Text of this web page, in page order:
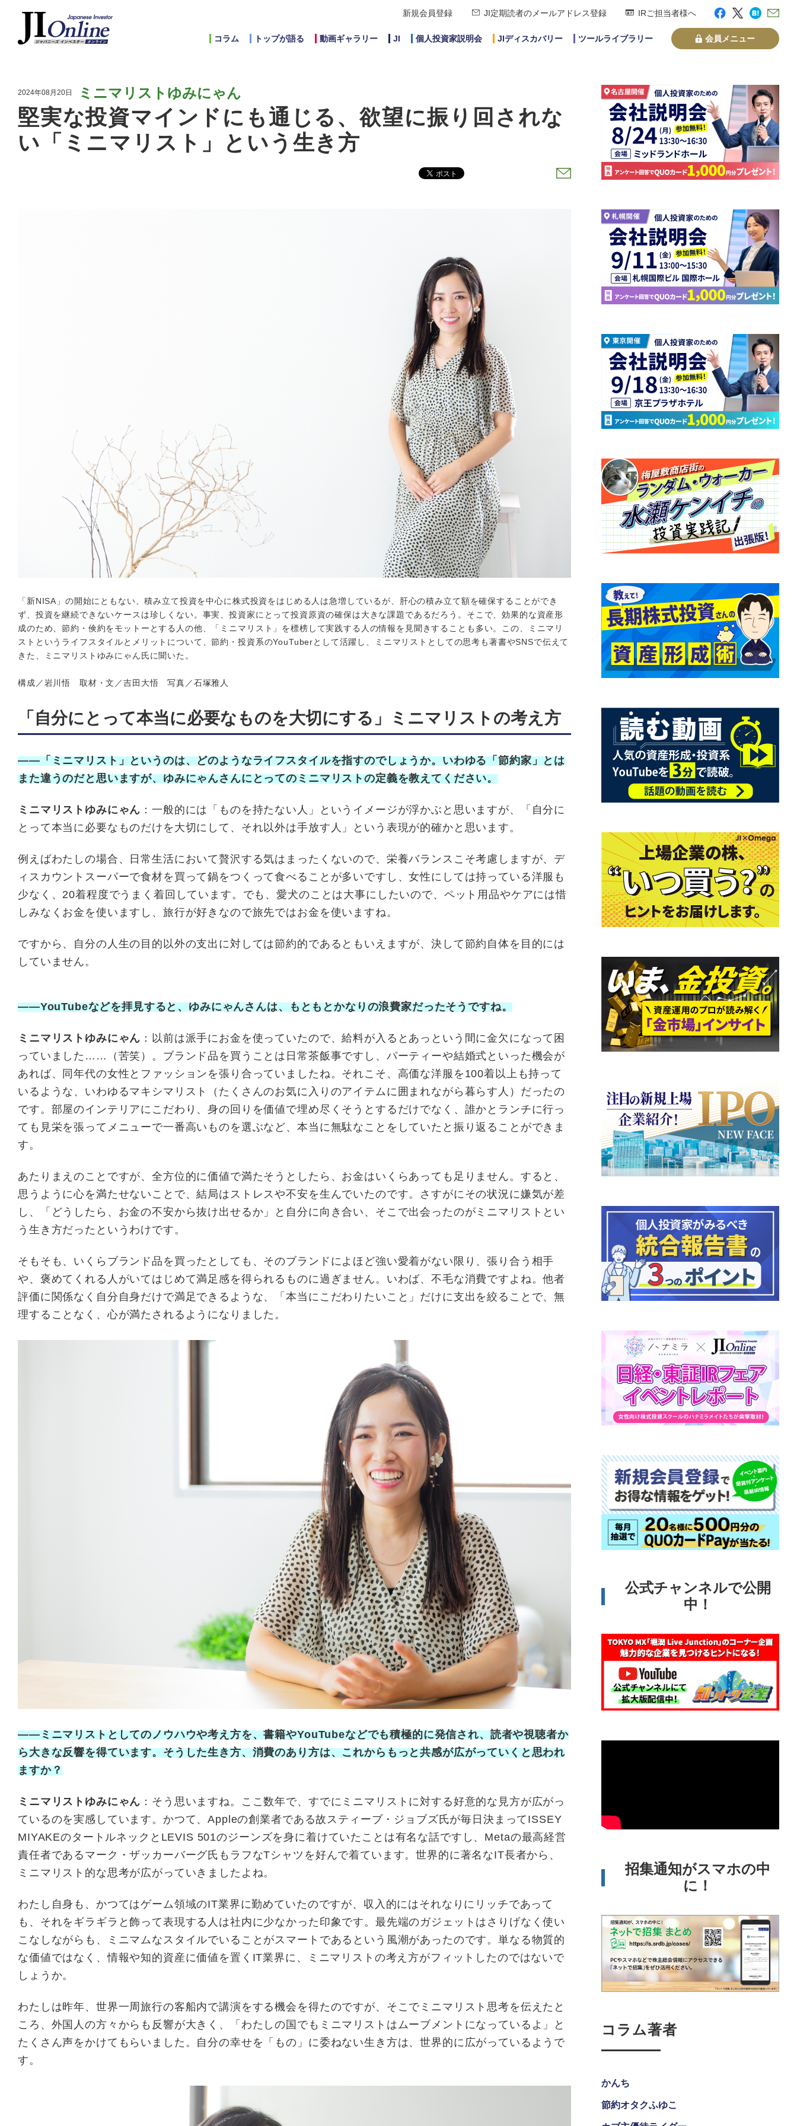
新規会員登録 JI定期読者のメールアドレス登録 IRご担当者様へ
コラム トップが語る 動画ギャラリー JI 個人投資家説明会 JIディスカバリー ツールライブラリー 会員メニュー
2024年08月20日 ミニマリストゆみにゃん
堅実な投資マインドにも通じる、欲望に振り回されな
い「ミニマリスト」という生き方
「新NISA」の開始にともない、積み立て投資を中心に株式投資をはじめる人は急増しているが、肝心の積み立て額を確保することができ
ず、投資を継続できないケースは珍しくない。事実、投資家にとって投資原資の確保は大きな課題であるだろう。そこで、効果的な資産形
成のため、節約・倹約をモットーとする人の他、「ミニマリスト」を標榜して実践する人の情報を見聞きすることも多い。この、ミニマリ
ストというライフスタイルとメリットについて、節約・投資系のYouTuberとして活躍し、ミニマリストとしての思考も著書やSNSで伝えて
きた、ミニマリストゆみにゃん氏に聞いた。
構成／岩川悟 取材・文／吉田大悟 写真／石塚雅人
「自分にとって本当に必要なものを大切にする」ミニマリストの考え方
——「ミニマリスト」というのは、どのようなライフスタイルを指すのでしょうか。いわゆる「節約家」とは
また違うのだと思いますが、ゆみにゃんさんにとってのミニマリストの定義を教えてください。
ミニマリストゆみにゃん ：一般的には「ものを持たない人」というイメージが浮かぶと思いますが、「自分に
とって本当に必要なものだけを大切にして、それ以外は手放す人」という表現が的確かと思います。
例えばわたしの場合、日常生活において贅沢する気はまったくないので、栄養バランスこそ考慮しますが、デ
ィスカウントスーパーで食材を買って鍋をつくって食べることが多いですし、女性にしては持っている洋服も
少なく、20着程度でうまく着回しています。でも、愛犬のことは大事にしたいので、ペット用品やケアには惜
しみなくお金を使いますし、旅行が好きなので旅先ではお金を使いますね。
ですから、自分の人生の目的以外の支出に対しては節約的であるともいえますが、決して節約自体を目的には
していません。
——YouTubeなどを拝見すると、ゆみにゃんさんは、もともとかなりの浪費家だったそうですね。
ミニマリストゆみにゃん ：以前は派手にお金を使っていたので、給料が入るとあっという間に金欠になって困
っていました……（苦笑）。ブランド品を買うことは日常茶飯事ですし、パーティーや結婚式といった機会が
あれば、同年代の女性とファッションを張り合っていましたね。それこそ、高価な洋服を100着以上も持って
いるような、いわゆるマキシマリスト（たくさんのお気に入りのアイテムに囲まれながら暮らす人）だったの
です。部屋のインテリアにこだわり、身の回りを価値で埋め尽くそうとするだけでなく、誰かとランチに行っ
ても見栄を張ってメニューで一番高いものを選ぶなど、本当に無駄なことをしていたと振り返ることができま
す。
あたりまえのことですが、全方位的に価値で満たそうとしたら、お金はいくらあっても足りません。すると、
思うように心を満たせないことで、結局はストレスや不安を生んでいたのです。さすがにその状況に嫌気が差
し、「どうしたら、お金の不安から抜け出せるか」と自分に向き合い、そこで出会ったのがミニマリストとい
う生き方だったというわけです。
そもそも、いくらブランド品を買ったとしても、そのブランドによほど強い愛着がない限り、張り合う相手
や、褒めてくれる人がいてはじめて満足感を得られるものに過ぎません。いわば、不毛な消費ですよね。他者
評価に関係なく自分自身だけで満足できるような、「本当にこだわりたいこと」だけに支出を絞ることで、無
理することなく、心が満たされるようになりました。
——ミニマリストとしてのノウハウや考え方を、書籍やYouTubeなどでも積極的に発信され、読者や視聴者か
ら大きな反響を得ています。そうした生き方、消費のあり方は、これからもっと共感が広がっていくと思われ
ますか？
ミニマリストゆみにゃん ：そう思いますね。ここ数年で、すでにミニマリストに対する好意的な見方が広がっ
ているのを実感しています。かつて、Appleの創業者である故スティーブ・ジョブズ氏が毎日決まってISSEY
MIYAKEのタートルネックとLEVIS 501のジーンズを身に着けていたことは有名な話ですし、Metaの最高経営
責任者であるマーク・ザッカーバーグ氏もラフなTシャツを好んで着ています。世界的に著名なIT長者から、
ミニマリスト的な思考が広がっていきましたよね。
わたし自身も、かつてはゲーム領域のIT業界に勤めていたのですが、収入的にはそれなりにリッチであって
も、それをギラギラと飾って表現する人は社内に少なかった印象です。最先端のガジェットはさりげなく使い
こなしながらも、ミニマムなスタイルでいることがスマートであるという風潮があったのです。単なる物質的
な価値ではなく、情報や知的資産に価値を置くIT業界に、ミニマリストの考え方がフィットしたのではないで
しょうか。
わたしは昨年、世界一周旅行の客船内で講演をする機会を得たのですが、そこでミニマリスト思考を伝えたと
ころ、外国人の方々からも反響が大きく、「わたしの国でもミニマリストはムーブメントになっているよ」と
たくさん声をかけてもらいました。自分の幸せを「もの」に委ねない生き方は、世界的に広がっているようで
す。
公式チャンネルで公開
中！
招集通知がスマホの中
に！
コラム著者
かんち
節約オタクふゆこ